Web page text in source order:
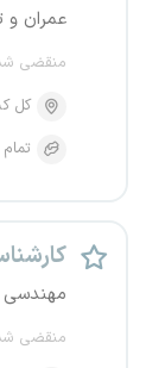
عمران و
منقضی
کل
مهندسی
منقضی